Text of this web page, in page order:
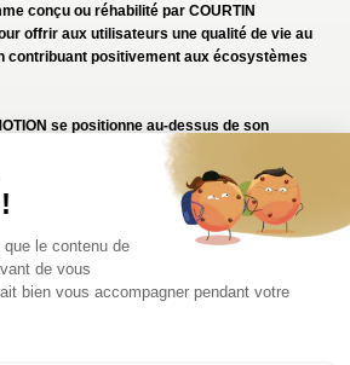
conçu ou réhabilité par COURTIN
offrir aux utilisateurs une qualité de vie au
contribuant positivement aux écosystèmes
se positionne au-dessus de son
matière de performances ESG
européen de notation qui réalise
un audit.
locaux à Sophia Antipolis ?
au